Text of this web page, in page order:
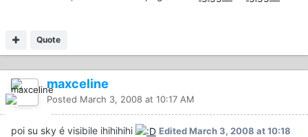
Quote
maxceline
Posted March 3, 2008 at 10:17 AM
poi su sky é visibile ihihihihi EditedMarch 3, 2008 at 10:18